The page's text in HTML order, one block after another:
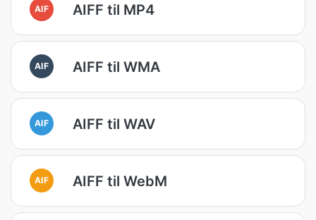
AIF AIFF til MP4
AIF AIFF til WMA
AIF AIFF til WAV
AIF AIFF til WebM